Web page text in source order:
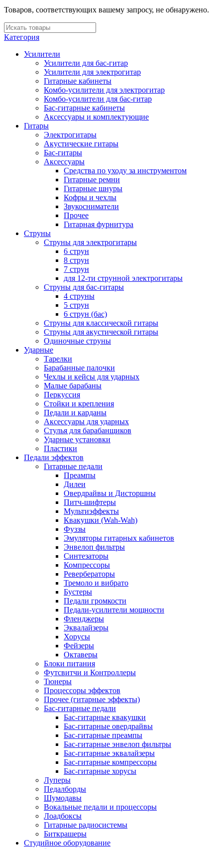
Товаров, соответствующих вашему запросу, не обнаружено.
Категория
Усилители
Усилители для бас-гитар
Усилители для электрогитар
Гитарные кабинеты
Комбо-усилители для электрогитар
Комбо-усилители для бас-гитар
Бас-гитарные кабинеты
Аксессуары и комплектующие
Гитары
Электрогитары
Акустические гитары
Бас-гитары
Аксессуары
Средства по уходу за инструментом
Гитарные ремни
Гитарные шнуры
Кофры и чехлы
Звукосниматели
Прочее
Гитарная фурнитура
Струны
Струны для электрогитары
6 струн
8 струн
7 струн
для 12-ти струнной электрогитары
Струны для бас-гитары
4 струны
5 струн
6 струн (бас)
Струны для классической гитары
Струны для акустической гитары
Одиночные струны
Ударные
Тарелки
Барабанные палочки
Чехлы и кейсы для ударных
Малые барабаны
Перкуссия
Стойки и крепления
Педали и карданы
Аксессуары для ударных
Стулья для барабанщиков
Ударные установки
Пластики
Педали эффектов
Гитарные педали
Преампы
Дилеи
Овердрайвы и Дисторшны
Питч-шифтеры
Мультиэффекты
Квакушки (Wah-Wah)
Фуззы
Эмуляторы гитарных кабинетов
Энвелоп фильтры
Синтезаторы
Компрессоры
Ревербераторы
Тремоло и вибрато
Бустеры
Педали громкости
Педали-усилители мощности
Фленджеры
Эквалайзеры
Хорусы
Фейзеры
Октаверы
Блоки питания
Футсвитчи и Контроллеры
Тюнеры
Процессоры эффектов
Прочее (гитарные эффекты)
Бас-гитарные педали
Бас-гитарные квакушки
Бас-гитарные овердрайвы
Бас-гитарные преампы
Бас-гитарные энвелоп фильтры
Бас-гитарные эквалайзеры
Бас-гитарные компрессоры
Бас-гитарные хорусы
Луперы
Педалборды
Шумодавы
Вокальные педали и процессоры
Лоадбоксы
Гитарные радиосистемы
Биткрашеры
Студийное оборудование